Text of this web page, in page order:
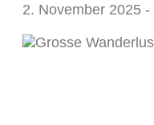
2. November 2025 -